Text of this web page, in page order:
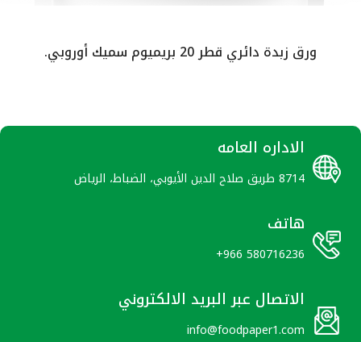
دائري قطر 20 بريميوم سميك أوروبي.
الاداره العامه
8714 طريق صلاح الدين الأيوبي، الضباط، الرياض
هاتف
+966 580716236
الاتصال عبر البريد الالكتروني
info@foodpaper1.com